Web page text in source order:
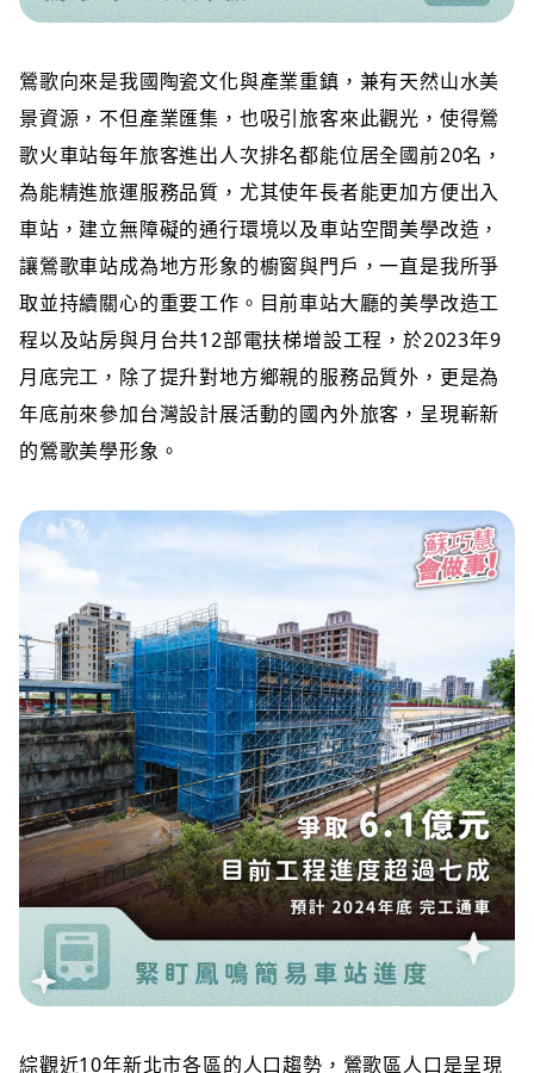
鶯歌向來是我國陶瓷文化與產業重鎮，兼有天然山水美
景資源，不但產業匯集，也吸引旅客來此觀光，使得鶯
歌火車站每年旅客進出人次排名都能位居全國前20名，
為能精進旅運服務品質，尤其使年長者能更加方便出入
車站，建立無障礙的通行環境以及車站空間美學改造，
讓鶯歌車站成為地方形象的櫥窗與門戶，一直是我所爭
取並持續關心的重要工作。目前車站大廳的美學改造工
程以及站房與月台共12部電扶梯增設工程，於2023年9
月底完工，除了提升對地方鄉親的服務品質外，更是為
年底前來參加台灣設計展活動的國內外旅客，呈現嶄新
的鶯歌美學形象。
綜觀近10年新北市各區的人口趨勢，鶯歌區人口是呈現